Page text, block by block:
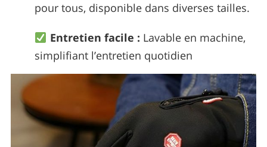
pour tous, disponible dans diverses tailles.
Entretien facile : Lavable en machine,
simplifiant l’entretien quotidien